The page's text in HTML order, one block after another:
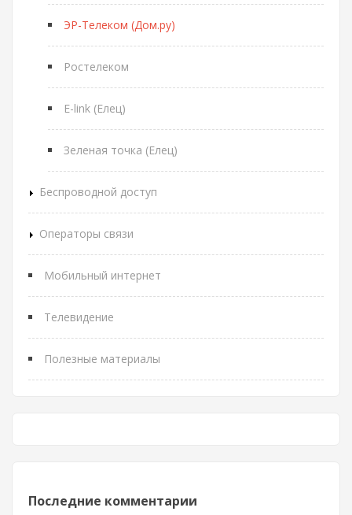
ЭР-Телеком (Дом.ру)
Ростелеком
E-link (Елец)
Зеленая точка (Елец)
Беспроводной доступ
Операторы связи
Мобильный интернет
Телевидение
Полезные материалы
Последние комментарии